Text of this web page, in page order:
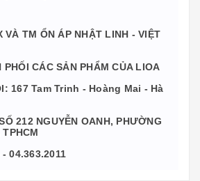
VÀ TM ỔN ÁP NHẬT LINH - VIỆT
PHỐI CÁC SẢN PHẨM CỦA LIOA
167 Tam Trinh - Hoàng Mai - Hà
212 NGUYỄN OANH, PHƯỜNG
04.363.2011